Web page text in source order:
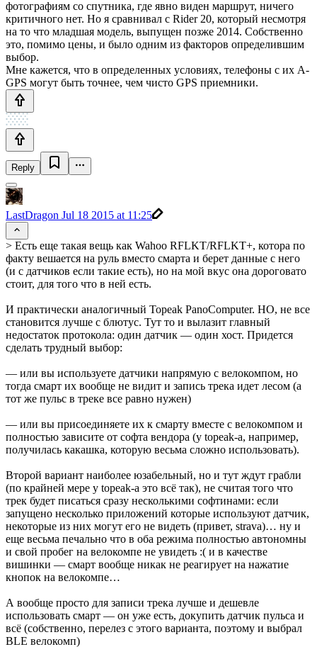
фотографиям со спутника, где явно виден маршрут, ничего
критичного нет. Но я сравнивал с Rider 20, который несмотря
на то что младшая модель, выпущен позже 2014. Собственно
это, помимо цены, и было одним из факторов определившим
выбор.
Мне кажется, что в определенных условиях, телефоны с их A-
GPS могут быть точнее, чем чисто GPS приемники.
Reply
LastDragon Jul 18 2015 at 11:25
> Есть еще такая вещь как Wahoo RFLKT/RFLKT+, котора по
факту вешается на руль вместо смарта и берет данные с него
(и с датчиков если такие есть), но на мой вкус она дороговато
стоит, для того что в ней есть.
И практически аналогичный Topeak PanoComputer. НО, не все
становится лучше с блютус. Тут то и вылазит главный
недостаток протокола: один датчик — один хост. Придется
сделать трудный выбор:
— или вы используете датчики напрямую с велокомпом, но
тогда смарт их вообще не видит и запись трека идет лесом (а
тот же пульс в треке все равно нужен)
— или вы присоединяете их к смарту вместе с велокомпом и
полностью зависите от софта вендора (у topeak-а, например,
получилась какашка, которую весьма сложно использовать).
Второй вариант наиболее юзабельный, но и тут ждут грабли
(по крайней мере у topeak-а это всё так), не считая того что
трек будет писаться сразу несколькими софтинами: если
запущено несколько приложений которые используют датчик,
некоторые из них могут его не видеть (привет, strava)… ну и
еще весьма печально что в оба режима полностью автономны
и свой пробег на велокомпе не увидеть :( и в качестве
вишинки — смарт вообще никак не реагирует на нажатие
кнопок на велокомпе…
А вообще просто для записи трека лучше и дешевле
использовать смарт — он уже есть, докупить датчик пульса и
всё (собственно, перелез с этого варианта, поэтому и выбрал
BLE велокомп)